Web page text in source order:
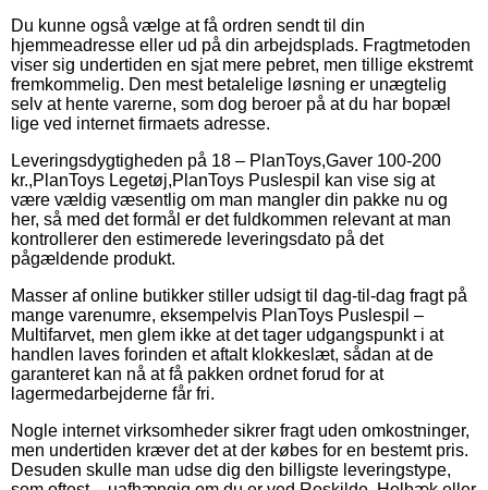
Du kunne også vælge at få ordren sendt til din
hjemmeadresse eller ud på din arbejdsplads. Fragtmetoden
viser sig undertiden en sjat mere pebret, men tillige ekstremt
fremkommelig. Den mest betalelige løsning er unægtelig
selv at hente varerne, som dog beroer på at du har bopæl
lige ved internet firmaets adresse.
Leveringsdygtigheden på 18 – PlanToys,Gaver 100-200
kr.,PlanToys Legetøj,PlanToys Puslespil kan vise sig at
være vældig væsentlig om man mangler din pakke nu og
her, så med det formål er det fuldkommen relevant at man
kontrollerer den estimerede leveringsdato på det
pågældende produkt.
Masser af online butikker stiller udsigt til dag-til-dag fragt på
mange varenumre, eksempelvis PlanToys Puslespil –
Multifarvet, men glem ikke at det tager udgangspunkt i at
handlen laves forinden et aftalt klokkeslæt, sådan at de
garanteret kan nå at få pakken ordnet forud for at
lagermedarbejderne får fri.
Nogle internet virksomheder sikrer fragt uden omkostninger,
men undertiden kræver det at der købes for en bestemt pris.
Desuden skulle man udse dig den billigste leveringstype,